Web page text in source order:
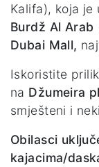
Kalifa), koja je
Burdž Al Arab
Dubai Mall,
Iskoristite
na Džumeira
smješteni i
Obilasci
kajacima/